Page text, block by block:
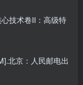
技术卷II：高级特
北京：人民邮电出